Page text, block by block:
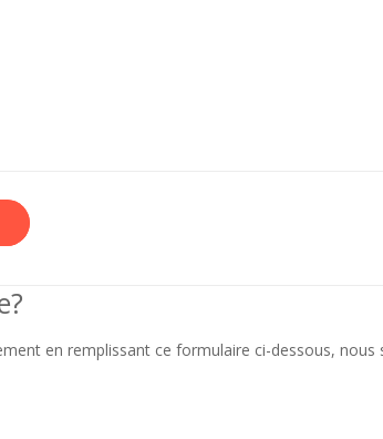
en remplissant ce formulaire ci-dessous,